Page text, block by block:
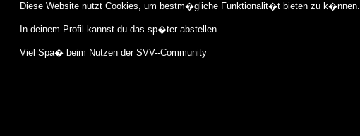
Diese Website nutzt Cookies, um bestm�gliche Funktionalit�t bieten zu k�nnen.
In deinem Profil kannst du das sp�ter abstellen.
Viel Spa� beim Nutzen der SVV--Community